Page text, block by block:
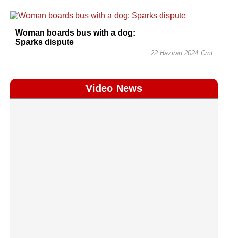
Woman boards bus with a dog:
Sparks dispute
22 Haziran 2024 Cmt
Video News